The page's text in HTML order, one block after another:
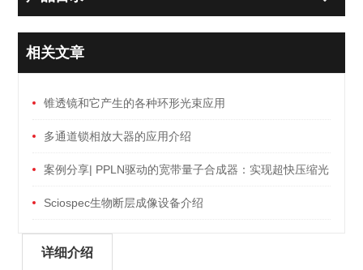
相关文章
锥透镜和它产生的各种环形光束应用
多通道锁相放大器的应用介绍
案例分享| PPLN驱动的宽带量子合成器：实现超快压缩光
脉冲源的关键突破
Sciospec生物断层成像设备介绍
详细介绍